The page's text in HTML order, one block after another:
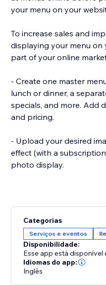
your menu on your
To increase sales and
displaying your menu on
part of your online
- Create one master
lunch or dinner, a
specials, and more. Add
and pricing.
- Upload your desired
effect (with a
photo display.
Categorias
Serviços e eventos
Disponibilidade:
Esse app está
Idiomas do app:
Inglês